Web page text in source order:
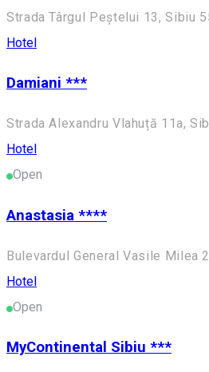
Strada Târgul Peștelui 13, Sibiu
Hotel
Damiani ***
Strada Alexandru Vlahuță 11a,
Hotel
Open
Anastasia ****
Hotel
Open
MyContinental Sibiu ***